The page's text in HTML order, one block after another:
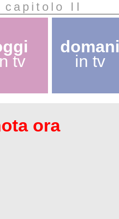
capitolo II
tv
domani
in tv
ora